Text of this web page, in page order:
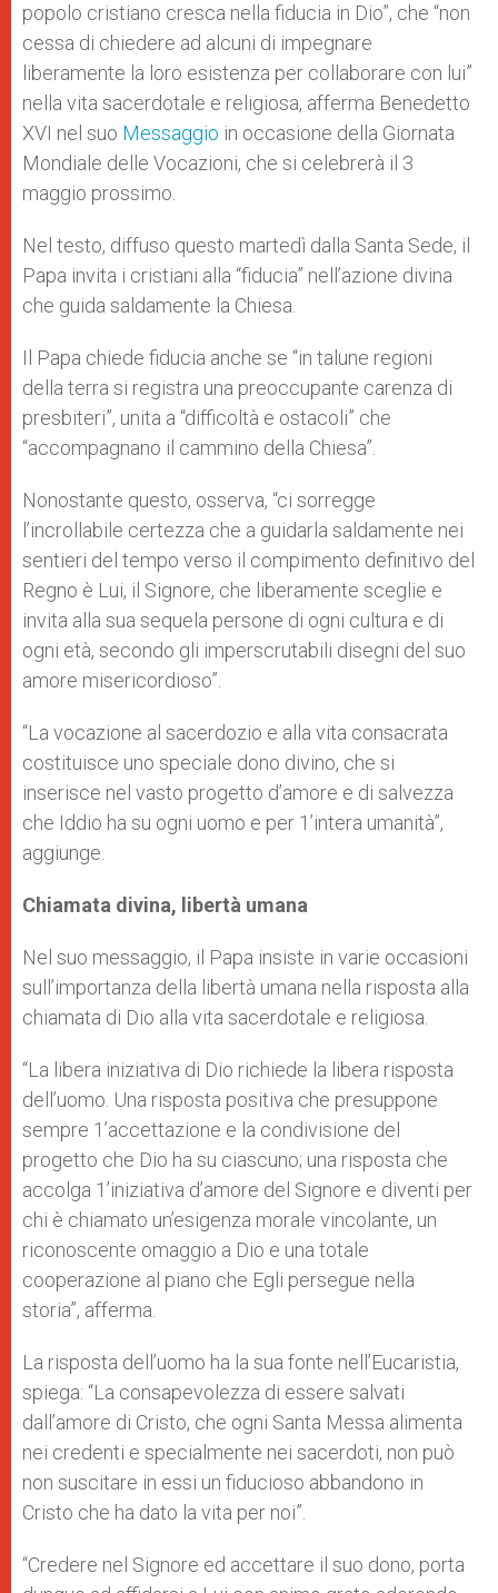
popolo cristiano cresca nella fiducia in Dio”, che “non
cessa di chiedere ad alcuni di impegnare
liberamente la loro esistenza per collaborare con lui”
nella vita sacerdotale e religiosa, afferma Benedetto
XVI nel suo Messaggio in occasione della Giornata
Mondiale delle Vocazioni, che si celebrerà il 3
maggio prossimo.
Nel testo, diffuso questo martedì dalla Santa Sede, il
Papa invita i cristiani alla “fiducia” nell’azione divina
che guida saldamente la Chiesa.
Il Papa chiede fiducia anche se “in talune regioni
della terra si registra una preoccupante carenza di
presbiteri”, unita a “difficoltà e ostacoli” che
“accompagnano il cammino della Chiesa”.
Nonostante questo, osserva, “ci sorregge
l’incrollabile certezza che a guidarla saldamente nei
sentieri del tempo verso il compimento definitivo del
Regno è Lui, il Signore, che liberamente sceglie e
invita alla sua sequela persone di ogni cultura e di
ogni età, secondo gli imperscrutabili disegni del suo
amore misericordioso”.
“La vocazione al sacerdozio e alla vita consacrata
costituisce uno speciale dono divino, che si
inserisce nel vasto progetto d’amore e di salvezza
che Iddio ha su ogni uomo e per 1’intera umanità”,
aggiunge.
Chiamata divina, libertà umana
Nel suo messaggio, il Papa insiste in varie occasioni
sull’importanza della libertà umana nella risposta alla
chiamata di Dio alla vita sacerdotale e religiosa.
“La libera iniziativa di Dio richiede la libera risposta
dell’uomo. Una risposta positiva che presuppone
sempre 1’accettazione e la condivisione del
progetto che Dio ha su ciascuno; una risposta che
accolga 1’iniziativa d’amore del Signore e diventi per
chi è chiamato un’esigenza morale vincolante, un
riconoscente omaggio a Dio e una totale
cooperazione al piano che Egli persegue nella
storia”, afferma.
La risposta dell’uomo ha la sua fonte nell’Eucaristia,
spiega: “La consapevolezza di essere salvati
dall’amore di Cristo, che ogni Santa Messa alimenta
nei credenti e specialmente nei sacerdoti, non può
non suscitare in essi un fiducioso abbandono in
Cristo che ha dato la vita per noi”.
“Credere nel Signore ed accettare il suo dono, porta